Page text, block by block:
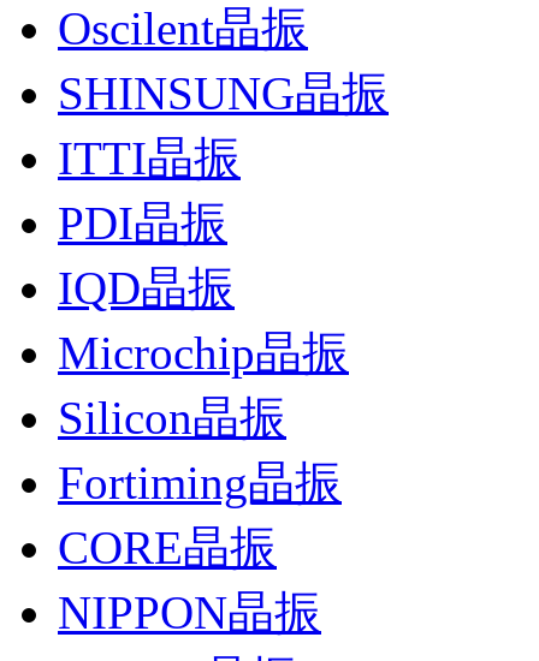
Oscilent晶振
SHINSUNG晶振
ITTI晶振
PDI晶振
IQD晶振
Microchip晶振
Silicon晶振
Fortiming晶振
CORE晶振
NIPPON晶振